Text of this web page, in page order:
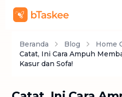
Beranda Blog
Home
Catat, Ini Cara Ampuh
Kasur dan Sofa!